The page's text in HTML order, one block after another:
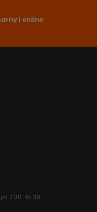
i online
7.30-15.30